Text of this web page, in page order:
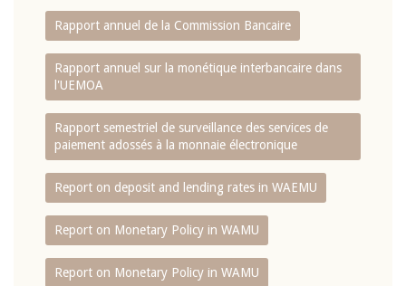
Rapport annuel de la Commission Bancaire
Rapport annuel sur la monétique interbancaire dans
l'UEMOA
Rapport semestriel de surveillance des services de
paiement adossés à la monnaie électronique
Report on deposit and lending rates in WAEMU
Report on Monetary Policy in WAMU
Report on Monetary Policy in WAMU